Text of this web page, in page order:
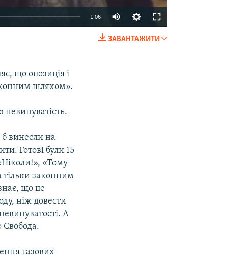
1:06
ЗАВАНТАЖИТИ
що опозиція і
шляхом».
б винесли на
Готові були 15
«Тому
тільки законним
що це
ніж довести
А
Свобода.
газових